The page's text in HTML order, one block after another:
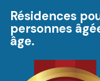
Résidences
personnes
âge.